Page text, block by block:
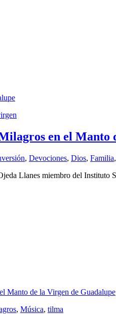
en el Manto
, Devociones, Dios, Familia,
Llanes miembro del Instituto
Manto de la Virgen de Guadalupe
, Música, tilma